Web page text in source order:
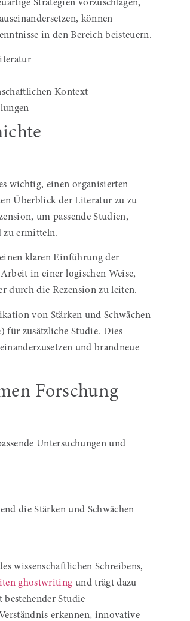
Strategien vorzuschlagen,
können
in den Bereich beisteuern.
Kontext
wichtig, einen organisierten
Überblick der Literatur zu zu
um passende Studien,
zu ermitteln.
klaren Einführung der
in einer logischen Weise,
durch die Rezension zu leiten.
von Stärken und Schwächen
für zusätzliche Studie. Dies
und brandneue
Forschung
Untersuchungen und
die Stärken und Schwächen
wissenschaftlichen Schreibens,
ghostwriting und trägt dazu
Studie
erkennen, innovative